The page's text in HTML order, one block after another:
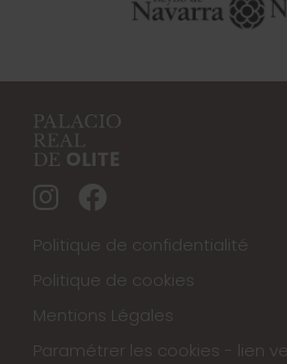
Politique de confidentialité
Politique de cookies
Mentions Légales
Paramétrer les cookies - lien